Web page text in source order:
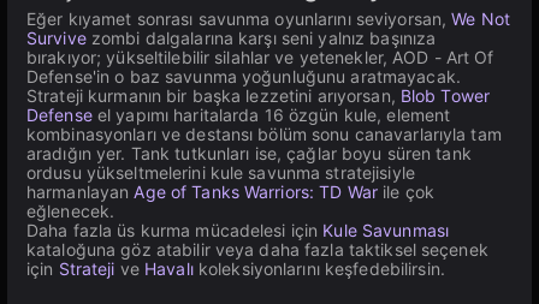
Eğer kıyamet sonrası savunma oyunlarını seviyorsan,We Not
Survivezombi dalgalarına karşı seni yalnız başınıza
bırakıyor; yükseltilebilir silahlar ve yetenekler, AOD - Art Of
Defense'in o baz savunma yoğunluğunu aratmayacak.
Strateji kurmanın bir başka lezzetini arıyorsan, Blob Tower
Defenseel yapımı haritalarda 16 özgün kule, element
kombinasyonları ve destansı bölüm sonu canavarlarıyla tam
aradığın yer. Tank tutkunları ise, çağlar boyu süren tank
ordusu yükseltmelerini kule savunma stratejisiyle
harmanlayanAge of Tanks Warriors: TD Warile çok
eğlenecek.
Daha fazla üs kurma mücadelesi için Kule Savunması
kataloğuna göz atabilir veya daha fazla taktiksel seçenek
için Strateji ve Havalıkoleksiyonlarını keşfedebilirsin.